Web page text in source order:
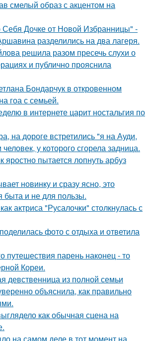
смелый образ с акцентом на
Себя Дочке от Новой Избранницы" -
разделились на два лагеря.
решила разом пресечь слухи о
и публично прояснила
Бондарчук в откровенном
гоа с семьей.
в интернете царит ностальгия по
на дороге встретились "я на Ауди,
у которого сгорела задница.
яростно пытается лопнуть арбуз
новинку и сразу ясно, это
быта и не для пользы.
актриса "Русалочки" столкнулась с
фото с отдыха и ответила
путешествия парень наконец - то
Кореи.
девственница из полной семьи
объяснила, как правильно
как обычная сцена на